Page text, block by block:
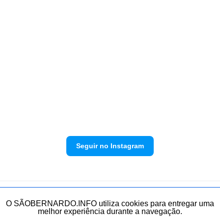
Seguir no Instagram
Política de privacidade Envie sua denúncia
O SÃOBERNARDO.INFO utiliza cookies para entregar uma
melhor experiência durante a navegação.